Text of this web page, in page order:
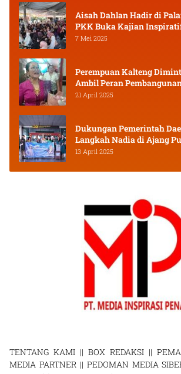
Aisah Dahlan Hadir di
PKK Buka Kajian
7 Mei 2025
Perempuan Kalteng
Ambil Peran
21 April 2025
Dukungan Pemerintah
Langkah Nadia di Ajang
2025
13 April 2025
TENTANG KAMI || BOX REDAKSI ||
MEDIA PARTNER|| PEDOMAN MEDIA